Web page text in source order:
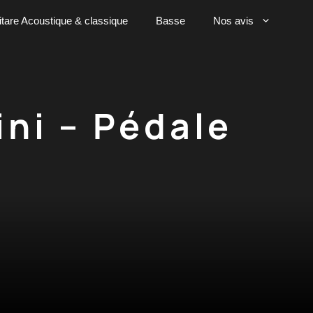
Acoustique & classique Basse Nos avis
– Pédale